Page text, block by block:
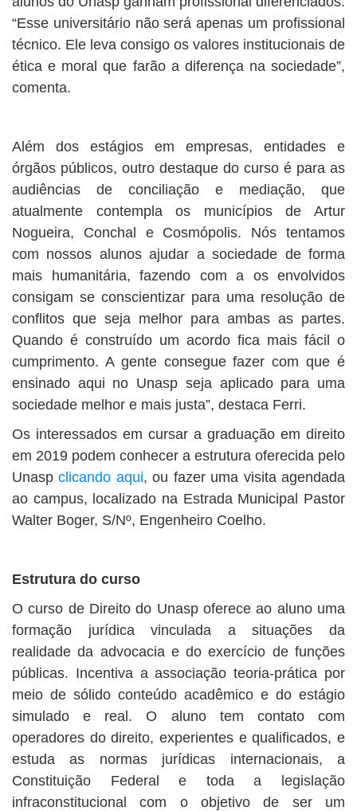
“Esse universitário não será apenas um profissional
técnico. Ele leva consigo os valores institucionais de
ética e moral que farão a diferença na sociedade”,
comenta.
Além dos estágios em empresas, entidades e
órgãos públicos, outro destaque do curso é para as
audiências de conciliação e mediação, que
atualmente contempla os municípios de Artur
Nogueira, Conchal e Cosmópolis. Nós tentamos
com nossos alunos ajudar a sociedade de forma
mais humanitária, fazendo com a os envolvidos
consigam se conscientizar para uma resolução de
conflitos que seja melhor para ambas as partes.
Quando é construído um acordo fica mais fácil o
cumprimento. A gente consegue fazer com que é
ensinado aqui no Unasp seja aplicado para uma
sociedade melhor e mais justa”, destaca Ferri.
Os interessados em cursar a graduação em direito
em 2019 podem conhecer a estrutura oferecida pelo
Unaspclicando aqui, ou fazer uma visita agendada
ao campus, localizado na Estrada Municipal Pastor
Walter Boger, S/Nº, Engenheiro Coelho.
Estrutura do curso
O curso de Direito do Unasp oferece ao aluno uma
formação jurídica vinculada a situações da
realidade da advocacia e do exercício de funções
públicas. Incentiva a associação teoria-prática por
meio de sólido conteúdo acadêmico e do estágio
simulado e real. O aluno tem contato com
operadores do direito, experientes e qualificados, e
estuda as normas jurídicas internacionais, a
Constituição Federal e toda a legislação
infraconstitucional com o objetivo de ser um